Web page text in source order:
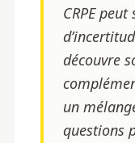
CRPE
découvre
un
questions